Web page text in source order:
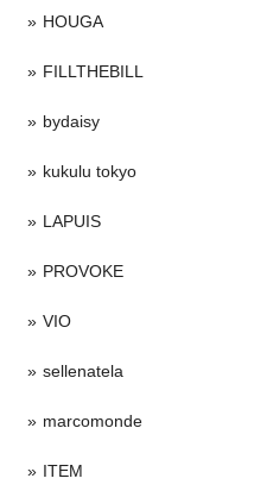
HOUGA
FILLTHEBILL
bydaisy
kukulu tokyo
LAPUIS
PROVOKE
VIO
sellenatela
marcomonde
ITEM